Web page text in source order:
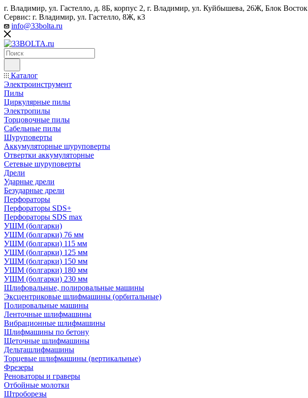
г. Владимир, ул. Гастелло, д. 8Б, корпус 2, г. Владимир, ул. ​Куйбышева, 26Ж, Блок Восток
Сервис: г. Владимир, ул. Гастелло, 8Ж, к3
info@33bolta.ru
Каталог
Электроинструмент
Пилы
Циркулярные пилы
Электропилы
Торцовочные пилы
Сабельные пилы
Шуруповерты
Аккумуляторные шуруповерты
Отвертки аккумуляторные
Сетевые шуруповерты
Дрели
Ударные дрели
Безударные дрели
Перфораторы
Перфораторы SDS+
Перфораторы SDS max
УШМ (болгарки)
УШМ (болгарки) 76 мм
УШМ (болгарки) 115 мм
УШМ (болгарки) 125 мм
УШМ (болгарки) 150 мм
УШМ (болгарки) 180 мм
УШМ (болгарки) 230 мм
Шлифовальные, полировальные машины
Эксцентриковые шлифмашины (орбитальные)
Полировальные машины
Ленточные шлифмашины
Вибрационные шлифмашины
Шлифмашины по бетону
Щеточные шлифмашины
Дельташлифмашины
Торцевые шлифмашины (вертикальные)
Фрезеры
Реноваторы и граверы
Отбойные молотки
Штроборезы